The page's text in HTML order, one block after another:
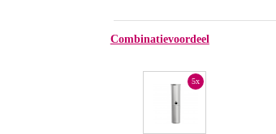
Combinatievoordeel
5x